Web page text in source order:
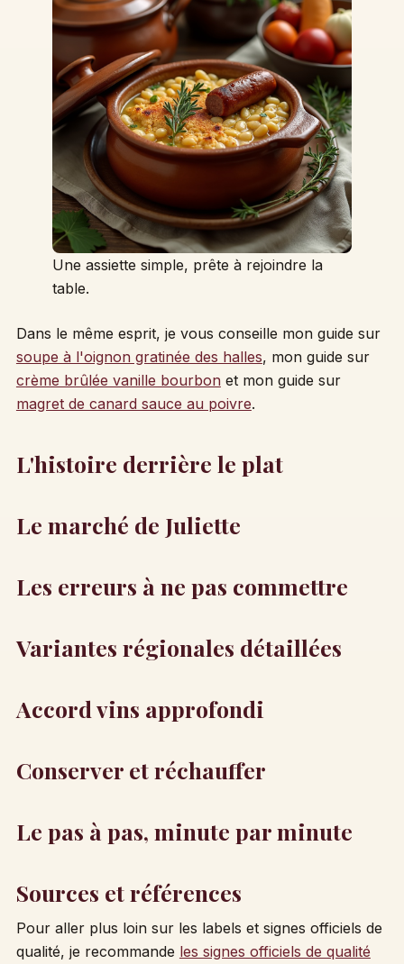
Une assiette simple, prête à rejoindre la
table.
Dans le même esprit, je vous conseille mon guide sur
soupe à l'oignon gratinée des halles, mon guide sur
crème brûlée vanille bourbonet mon guide sur
magret de canard sauce au poivre.
L'histoire derrière le plat
Le marché de Juliette
Les erreurs à ne pas commettre
Variantes régionales détaillées
Accord vins approfondi
Conserver et réchauffer
Le pas à pas, minute par minute
Sources et références
Pour aller plus loin sur les labels et signes officiels de
qualité, je recommande les signes officiels de qualité